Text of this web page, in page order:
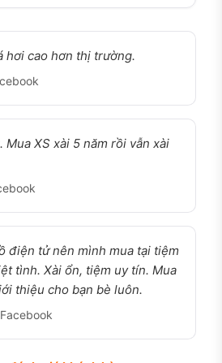
Bạc 64GB, pin 100%, hình thức 98%,
tra chất lượng 126.vn
cũ có đáng mua
cần màn hình lớn + pin ổn với
có thể, và không đặt nặng
chip A13 Bionic với 4GB
phim, Zalo, Facebook vẫn
đây là máy đã qua nhiều
bản thường chỉ còn 60-
thay, nên chất lượng pin là yếu
từng máy.
hơi cao hơn thị trường.
Mua XS xài 5 năm rồi vẫn xài
điện tử nên mình mua tại tiệm
tình. Xài ổn, tiệm uy tín. Mua
thiệu cho bạn bè luôn.
Facebook